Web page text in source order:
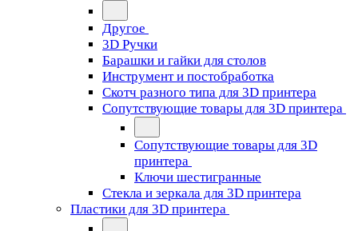
Другое
3D Ручки
Барашки и гайки для столов
Инструмент и постобработка
Скотч разного типа для 3D принтера
Сопутствующие товары для 3D принтера
Сопутствующие товары для 3D
принтера
Ключи шестигранные
Стекла и зеркала для 3D принтера
Пластики для 3D принтера